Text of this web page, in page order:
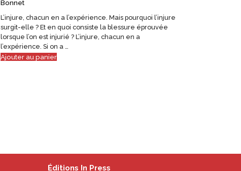
Bonnet
L’injure, chacun en a l’expérience. Mais pourquoi l’injure
surgit-elle ? Et en quoi consiste la blessure éprouvée
lorsque l’on est injurié ? L’injure, chacun en a
l’expérience. Si on a …
Ajouter au panier
Éditions In Press